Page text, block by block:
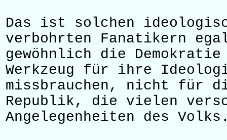
Das ist solchen
verbohrten Fanatikern
gewöhnlich die
Werkzeug für ihre
missbrauchen, nicht für
Republik, die vielen
Angelegenheiten des